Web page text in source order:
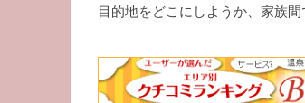
目的地をどこにしようか、家族